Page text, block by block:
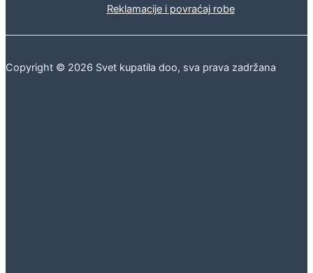
Reklamacije i povraćaj robe
Copyright © 2026 Svet kupatila doo, sva prava zadržana